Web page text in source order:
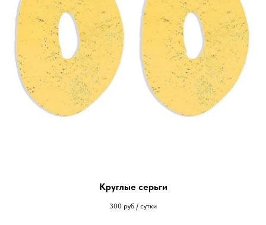
Круглые серьги
300 руб / сутки